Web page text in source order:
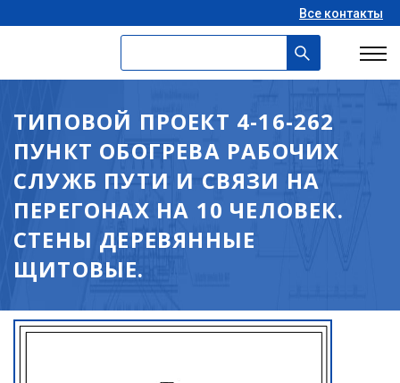
Все контакты
ТИПОВОЙ ПРОЕКТ 4-16-262
ПУНКТ ОБОГРЕВА РАБОЧИХ
СЛУЖБ ПУТИ И СВЯЗИ НА
ПЕРЕГОНАХ НА 10 ЧЕЛОВЕК.
СТЕНЫ ДЕРЕВЯННЫЕ
ЩИТОВЫЕ.